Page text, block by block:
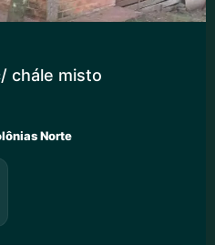
chále misto
Norte